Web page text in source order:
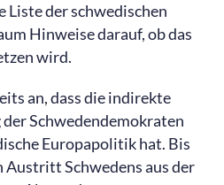
Liste der schwedischen
Hinweise darauf, ob das
wird.
an, dass die indirekte
Schwedendemokraten
Europapolitik hat. Bis
Austritt Schwedens aus der